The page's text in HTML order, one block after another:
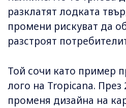
разклатят лодката
промени рискуват да
разстроят
Той сочи като пример
лого на Tropicana. През
променя дизайна на